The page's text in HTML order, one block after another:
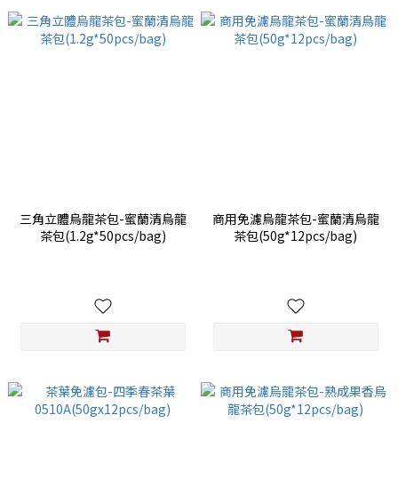
三角立體烏龍茶包-蜜蘭清烏龍
茶包(1.2g*50pcs/bag)
商用免濾烏龍茶包-蜜蘭清烏龍
茶包(50g*12pcs/bag)